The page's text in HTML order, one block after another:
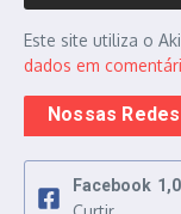
Este site utiliza o
dados em
Nossas Redes
Facebook